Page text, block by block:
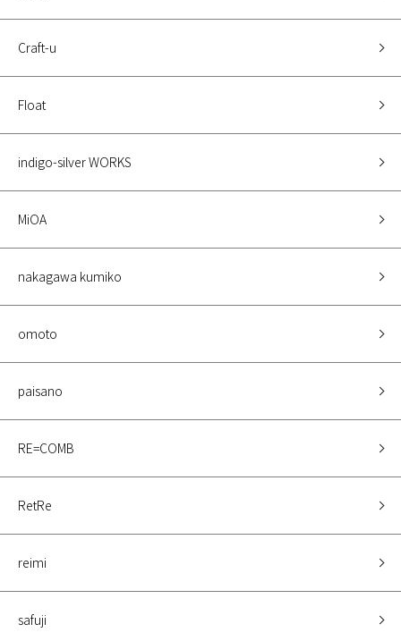
Craft-u
Float
indigo-silver WORKS
MiOA
nakagawa kumiko
omoto
paisano
RE=COMB
RetRe
reimi
safuji